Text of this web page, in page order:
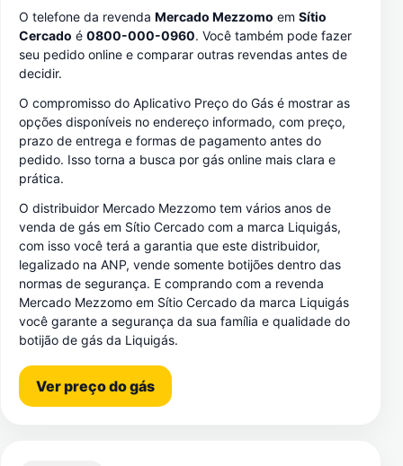
O telefone da revenda Mercado Mezzomo em Sítio
Cercado é 0800-000-0960. Você também pode fazer
seu pedido online e comparar outras revendas antes de
decidir.
O compromisso do Aplicativo Preço do Gás é mostrar as
opções disponíveis no endereço informado, com preço,
prazo de entrega e formas de pagamento antes do
pedido. Isso torna a busca por gás online mais clara e
prática.
O distribuidor Mercado Mezzomo tem vários anos de
venda de gás em Sítio Cercado com a marca Liquigás,
com isso você terá a garantia que este distribuidor,
legalizado na ANP, vende somente botijões dentro das
normas de segurança. E comprando com a revenda
Mercado Mezzomo em Sítio Cercado da marca Liquigás
você garante a segurança da sua família e qualidade do
botijão de gás da Liquigás.
Ver preço do gás